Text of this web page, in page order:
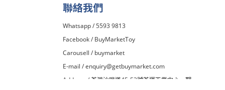
聯絡我們
Whatsapp / 5593 9813
Facebook / BuyMarketToy
Carousell / buymarket
E-mail /enquiry@getbuymarket.com
Address / 荃灣沙咀道45-53號荃運工業中心一期